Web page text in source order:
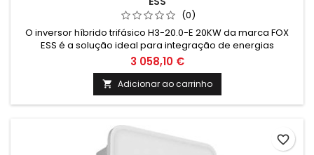
(0)
O inversor híbrido trifásico H3-20.0-E 20KW da marca FOX
ESS é a solução ideal para integração de energias
renováveis em sistemas de climatização. Garante eficiência
energética e sustentabilidade, proporcionando economia e
conforto para residências e empresas. Preços válidos até
30/6/2025 na compra conjunta com paineis fotovoltaicos.
Compra sem paineis...
3 058,10 €
 Adicionar ao carrinho
favorite_border